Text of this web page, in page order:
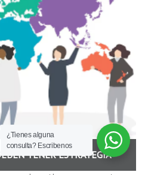
TENER ESTRATEGIA
¿Tienes alguna
consulta? Escribenos